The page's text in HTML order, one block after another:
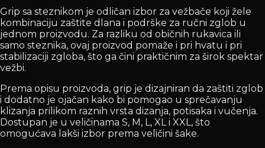
Grip sa steznikom je odličan izbor za vežbače koji žele
kombinaciju zaštite dlana i podrške za ručni zglob u
jednom proizvodu. Za razliku od običnih rukavica ili
samo steznika, ovaj proizvod pomaže i pri hvatu i pri
stabilizaciji zgloba, što ga čini praktičnim za širok spektar
vežbi.
Prema opisu proizvoda, grip je dizajniran da zaštiti zglob
i dodatno je ojačan kako bi pomogao u sprečavanju
klizanja prilikom raznih vrsta dizanja, potisaka i vučenja.
Dostupan je u veličinama S, M, L, XL i XXL, što
omogućava lakši izbor prema veličini šake.